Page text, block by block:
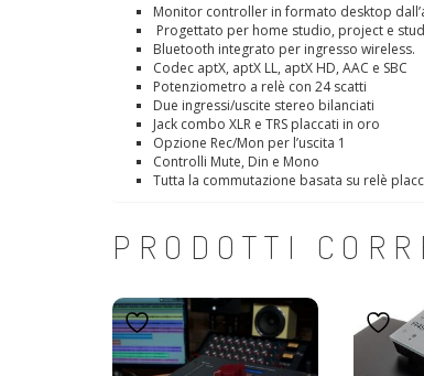
Monitor controller in formato desktop
Progettato per home studio, project e
Bluetooth integrato per ingresso wireless.
Codec aptX, aptX LL, aptX HD, AAC e SBC
Potenziometro a relè con 24 scatti
Due ingressi/uscite stereo bilanciati
Jack combo XLR e TRS placcati in oro
Opzione Rec/Mon per l’uscita 1
Controlli Mute, Din e Mono
Tutta la commutazione basata su relè
PRODOTTI